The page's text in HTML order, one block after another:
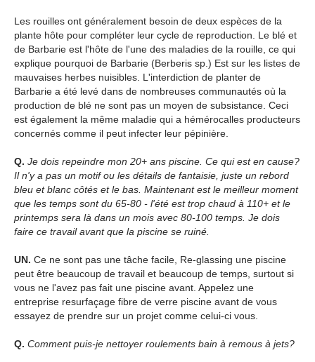
Les rouilles ont généralement besoin de deux espèces de la
plante hôte pour compléter leur cycle de reproduction. Le blé et
de Barbarie est l'hôte de l'une des maladies de la rouille, ce qui
explique pourquoi de Barbarie (Berberis sp.) Est sur les listes de
mauvaises herbes nuisibles. L'interdiction de planter de
Barbarie a été levé dans de nombreuses communautés où la
production de blé ne sont pas un moyen de subsistance. Ceci
est également la même maladie qui a hémérocalles producteurs
concernés comme il peut infecter leur pépinière.
Q. Je dois repeindre mon 20+ ans piscine. Ce qui est en cause?
Il n'y a pas un motif ou les détails de fantaisie, juste un rebord
bleu et blanc côtés et le bas. Maintenant est le meilleur moment
que les temps sont du 65-80 - l'été est trop chaud à 110+ et le
printemps sera là dans un mois avec 80-100 temps. Je dois
faire ce travail avant que la piscine se ruiné.
UN. Ce ne sont pas une tâche facile, Re-glassing une piscine
peut être beaucoup de travail et beaucoup de temps, surtout si
vous ne l'avez pas fait une piscine avant. Appelez une
entreprise resurfaçage fibre de verre piscine avant de vous
essayez de prendre sur un projet comme celui-ci vous.
Q. Comment puis-je nettoyer roulements bain à remous à jets?